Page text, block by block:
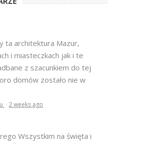
ta architektura Mazur,
i miasteczkach jak i te
z szacunkiem do tej
domów zostało nie w
· 2 weeks ago
Wszystkim na święta i